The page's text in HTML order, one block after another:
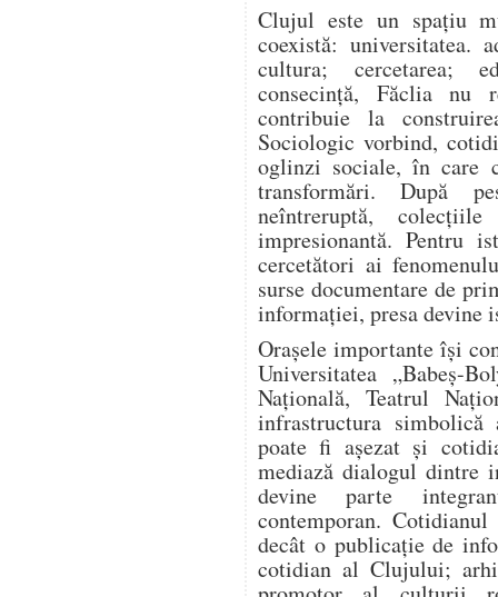
Clujul este un spațiu
coexistă: universitatea.
cultura; cercetarea;
consecință, Făclia nu
contribuie la
Sociologic vorbind,
oglinzi sociale, în care
transformări. După
neîntreruptă,
impresionantă. Pentru
cercetători ai
surse documentare de
informației, presa devine
Orașele importante își
Universitatea „Babeș-
Națională, Teatrul
infrastructura
poate fi așezat și
mediază dialogul dintre
devine parte
contemporan.
decât o publicație de
cotidian al Clujului;